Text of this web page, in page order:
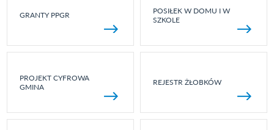
GRANTY PPGR
POSIŁEK W DOMU I W
SZKOLE
PROJEKT CYFROWA
GMINA
REJESTR ŻŁOBKÓW